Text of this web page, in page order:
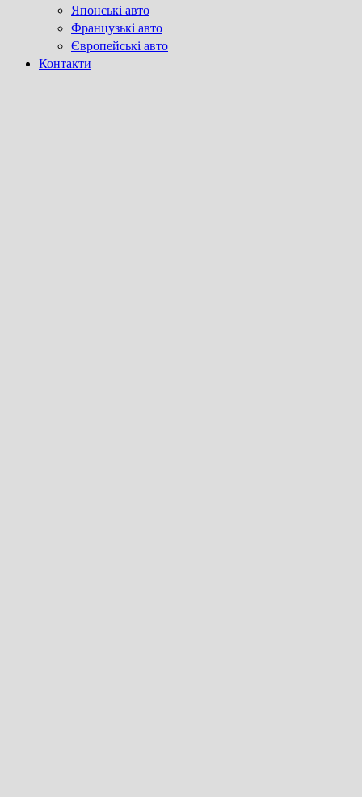
Японські авто
Французькі авто
Європейські авто
Контакти